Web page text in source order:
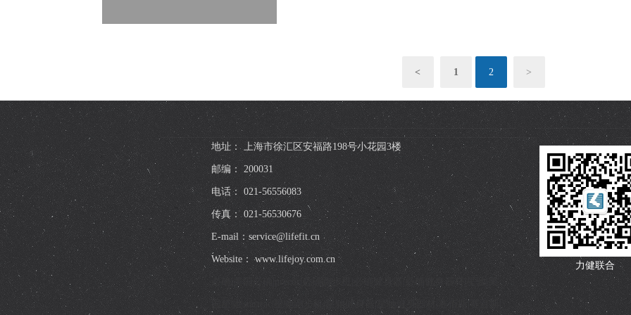
< 1 2 >
地址： 上海市徐汇区安福路198号小花园3楼
邮编： 200031
电话： 021-56556083
传真： 021-56530676
E-mail：service@lifefit.cn
Website： www.lifejoy.com.cn
必确|美国必确|precor|必确跑步机|必确健身器|必确健身器材|星驰|美
国星驰|startrac|星驰跑步机|星驰健身器|星驰健身器材|赛佰斯|赛百斯|
力健联合